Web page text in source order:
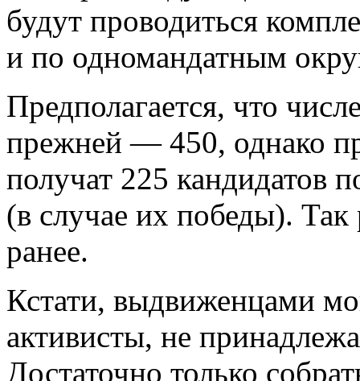
будут проводиться
и по одномандатным
Предполагается, что
прежней — 450, однако
получат 225 кандидатов
(в случае их победы).
ранее.
Кстати, выдвиженцами
активисты, не
Достаточно только